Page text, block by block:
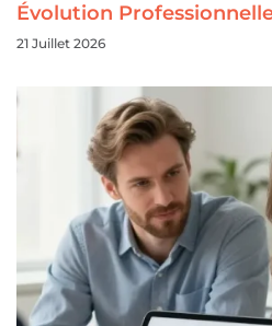
Évolution
21 Juillet 2026